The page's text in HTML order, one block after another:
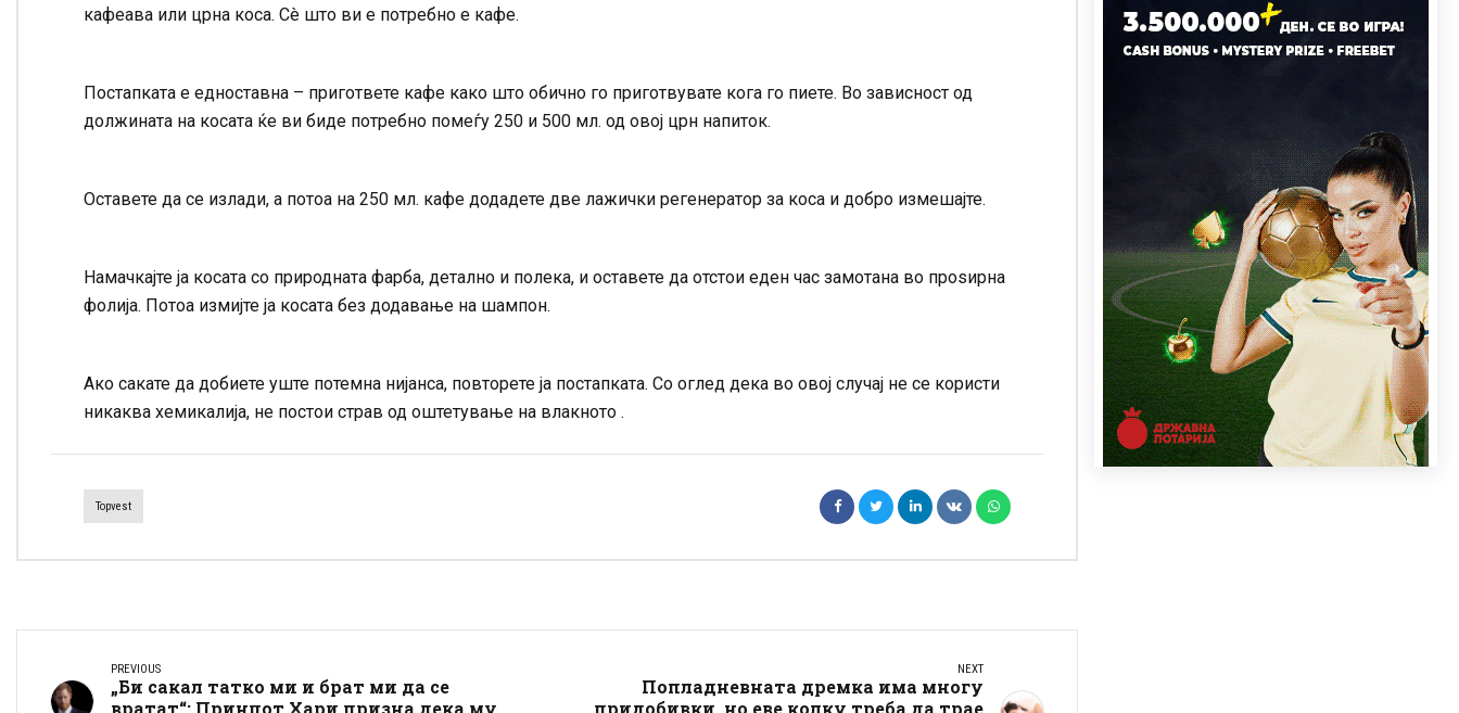
кафеава или црна коса. Сè што ви е потребно е кафе.
Постапката е едноставна – пригответе кафе како што обично го приготвувате кога го пиете. Во зависност од
должината на косата ќе ви биде потребно помеѓу 250 и 500 мл. од овој црн напиток.
Оставете да се излади, а потоа на 250 мл. кафе додадете две лажички регенератор за коса и добро измешајте.
Намачкајте ја косата со природната фарба, детално и полека, и оставете да отстои еден час замотана во проѕирна
фолија. Потоа измијте ја косата без додавање на шампон.
Ако сакате да добиете уште потемна нијанса, повторете ја постапката. Со оглед дека во овој случај не се користи
никаква хемикалија, не постои страв од оштетување на влакното .
Topvest
PREVIOUS
„Би сакал татко ми и брат ми да се
вратат“: Принцот Хари призна дека му
NEXT
Попладневната дремка има многу
придобивки, но еве колку треба да трае